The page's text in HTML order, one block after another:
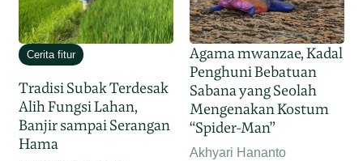
Cerita fitur
Tradisi Subak Terdesak
Alih Fungsi Lahan,
Banjir sampai Serangan
Hama
Agama mwanzae, Kadal
Penghuni Bebatuan
Sabana yang Seolah
Mengenakan Kostum
“Spider-Man”
Akhyari Hananto